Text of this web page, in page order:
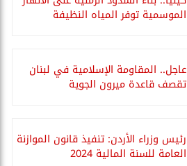
الموسمية توفر المياه النظيفة
عاجل.. المقاومة الإسلامية في لبنان
تقصف قاعدة ميرون الجوية
رئيس وزراء الأردن: تنفيذ قانون الموازنة
العامة للسنة المالية 2024